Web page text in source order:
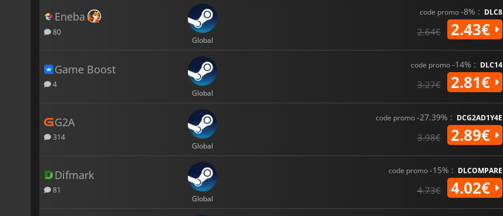
Eneba
80
Global
code promo-8% : DLC8
2.64€ 2.43€
Game Boost
4
Global
code promo-14% : DLC14
3.27€ 2.81€
G2A
314
Global
code promo-27.39% : DCG2AD1Y4E
3.98€ 2.89€
Difmark
81
Global
code promo-15% : DLCOMPARE
4.73€ 4.02€